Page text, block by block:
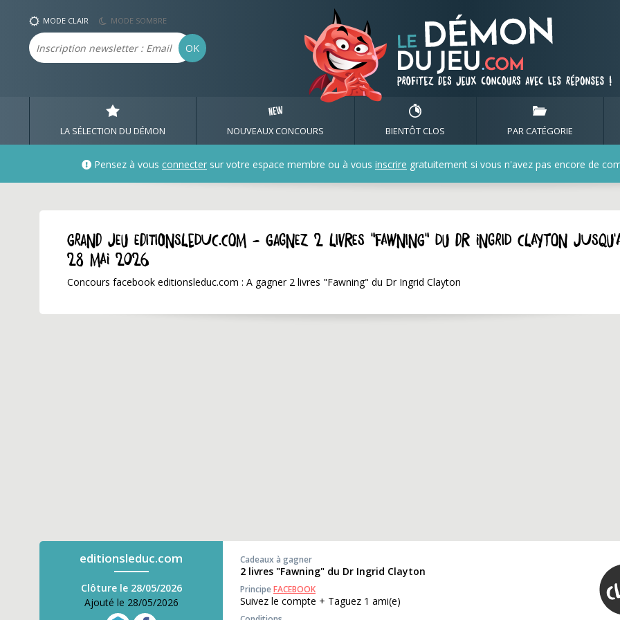
MODE CLAIR MODE SOMBRE
Email OK
LA SÉLECTION DU DÉMON NOUVEAUX CONCOURS BIENTÔT CLOS PAR CATÉGORIE
Pensez à vous connecter sur votre espace membre ou à vous inscrire gratuitement si vous n'avez pas encore de
GRAND JEU editionsleduc.com - Gagnez 2 livres "Fawning" du Dr Ingrid Clayton
28 mai 2026
Concours facebook editionsleduc.com : A gagner 2 livres "Fawning" du Dr Ingrid Clayton
editionsleduc.com
Clôture le 28/05/2026
Ajouté le 28/05/2026
Cadeaux à gagner
2 livres "Fawning" du Dr Ingrid Clayton
PrincipeFACEBOOK
Suivez le compte + Taguez 1 ami(e)